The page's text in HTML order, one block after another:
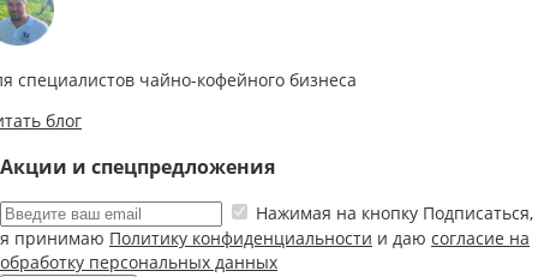
специалистов чайно-кофейного бизнеса
блог
Акции и спецпредложения
Нажимая на кнопку Подписаться,
я принимаю Политику конфиденциальности и даю согласие на
обработку персональных данных